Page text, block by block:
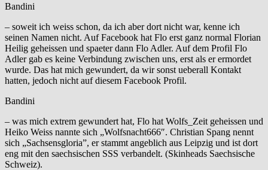
Bandini
– soweit ich weiss schon, da ich aber dort nicht war, kenne ich
seinen Namen nicht. Auf Facebook hat Flo erst ganz normal Florian
Heilig geheissen und spaeter dann Flo Adler. Auf dem Profil Flo
Adler gab es keine Verbindung zwischen uns, erst als er ermordet
wurde. Das hat mich gewundert, da wir sonst ueberall Kontakt
hatten, jedoch nicht auf diesem Facebook Profil.
Bandini
– was mich extrem gewundert hat, Flo hat Wolfs_Zeit geheissen und
Heiko Weiss nannte sich „Wolfsnacht666″. Christian Spang nennt
sich „Sachsensgloria”, er stammt angeblich aus Leipzig und ist dort
eng mit den saechsischen SSS verbandelt. (Skinheads Saechsische
Schweiz).